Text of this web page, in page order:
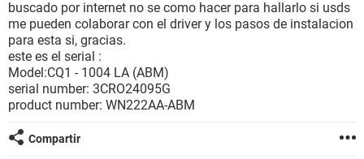
buscado por internet no se como hacer para hallarlo si usds
me pueden colaborar con el driver y los pasos de instalacion
para esta si, gracias.
este es el serial :
Model:CQ1 - 1004 LA (ABM)
serial number: 3CRO24095G
product number: WN222AA-ABM
Compartir